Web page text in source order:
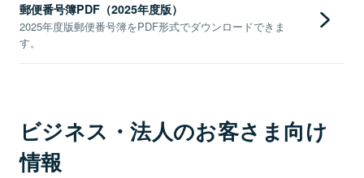
郵便番号簿PDF（2025年度版）
2025年度版郵便番号簿をPDF形式でダウンロードできま
す。
ビジネス・法人のお客さま向け
情報